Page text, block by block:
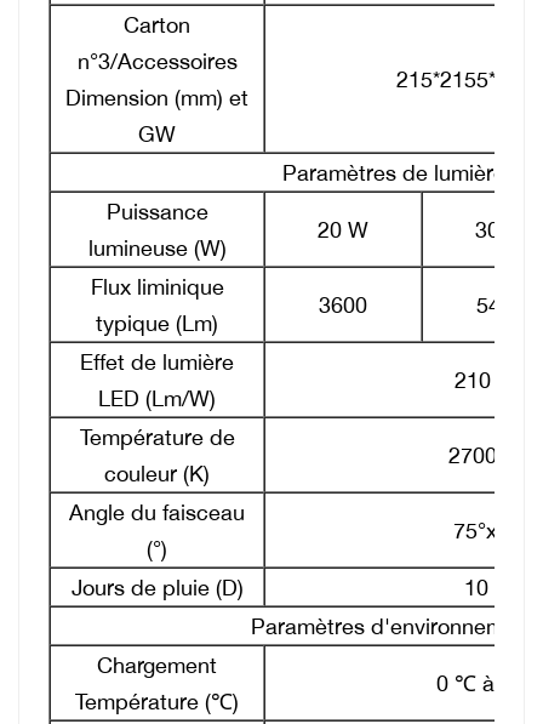
Carton
n°3/Accessoires
Dimension (mm) et
GW
215*2155*210
Paramètres de lumière
Puissance
lumineuse (W)
20 W 30 W
Flux liminique
typique (Lm)
3600 5400
Effet de lumière
LED (Lm/W)
210 lm/
Température de
couleur (K)
2700-
Angle du faisceau
(°)
75°x
Jours de pluie (D)
10 à 15
Paramètres d'environnement
Chargement
Température (℃)
0 ℃ à